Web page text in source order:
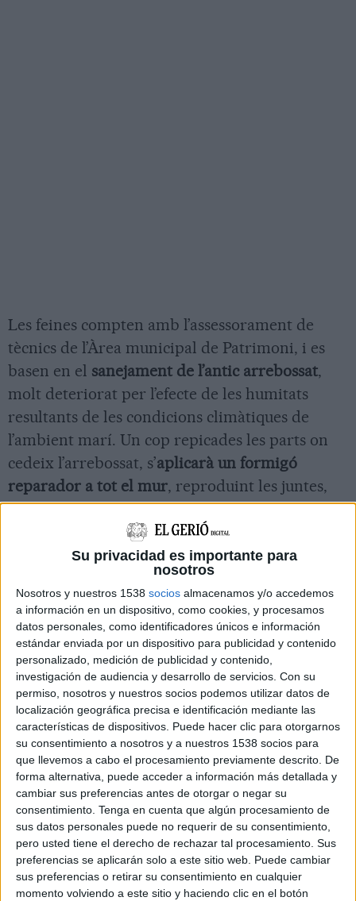
Su privacidad es importante para
nosotros
Nosotros y nuestros 1538 socios almacenamos y/o accedemos
a información en un dispositivo, como cookies, y procesamos
datos personales, como identificadores únicos e información
estándar enviada por un dispositivo para publicidad y contenido
personalizado, medición de publicidad y contenido,
investigación de audiencia y desarrollo de servicios. Con su
permiso, nosotros y nuestros socios podemos utilizar datos de
localización geográfica precisa e identificación mediante las
características de dispositivos. Puede hacer clic para otorgarnos
su consentimiento a nosotros y a nuestros 1538 socios para
que llevemos a cabo el procesamiento previamente descrito. De
forma alternativa, puede acceder a información más detallada y
cambiar sus preferencias antes de otorgar o negar su
consentimiento. Tenga en cuenta que algún procesamiento de
sus datos personales puede no requerir de su consentimiento,
pero usted tiene el derecho de rechazar tal procesamiento. Sus
preferencias se aplicarán solo a este sitio web. Puede cambiar
sus preferencias o retirar su consentimiento en cualquier
momento volviendo a este sitio y haciendo clic en el botón
Les feines compten amb l’assessorament de
tècnics de l’Àrea municipal de Patrimoni, i es
basen en el sanejament de l’antic arrebossat,
molt deteriorat per l’efecte de les humitats
resultants de les condicions climàtiques de
l’ambient marí. Un cop repicades les parts on
cedeix l’arrebossat, s’aplicarà un formigó
reparador a tot el mur, reproduint les juntes,
forma i acabat original, i finalment espintarà
tota la superfície de paret.
Per tal de poder realitzar aquestes tasques la
Brigada Municipal ha instal·lat una bastida de
grans dimensions que permet als operaris
accedir amb comoditat a qualsevol punt del
mur que s’està arranjant. Aquestes feines de
manteniment i millora es preveu que finalitzin
en un període màxim de quinze dies.
Aquesta actuació forma part del programa de
millores que l’Ajuntament de Palamós i,
mitjançant la Brigada Municipal, realitza
durant l’any en diverses zones del municipi,
rehabilitant i arranjant places i espais públics
de la vila.
Un indret amb història